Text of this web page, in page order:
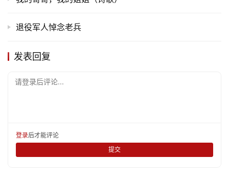
退役军人悼念老兵
发表回复
请登录后评论...
登录后才能评论
提交